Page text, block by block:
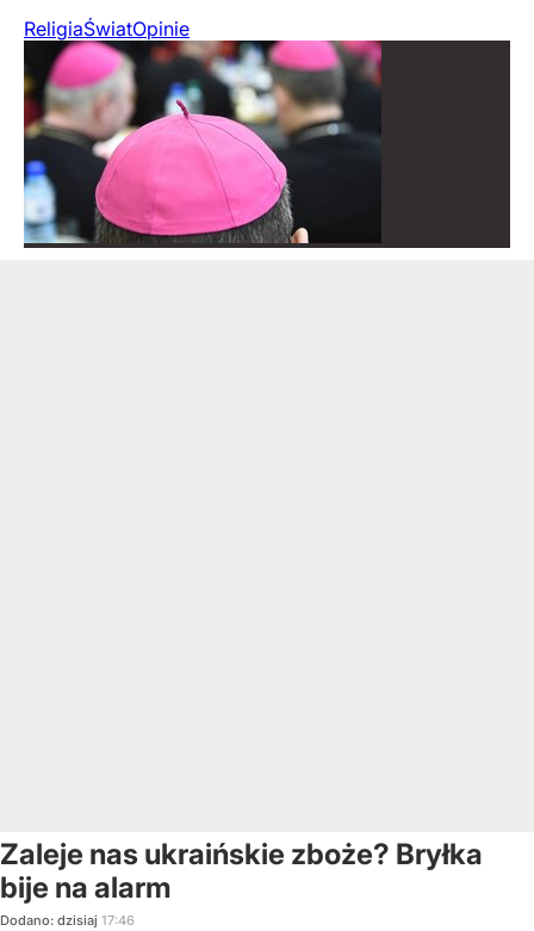
ReligiaŚwiatOpinie
Zaleje nas ukraińskie zboże? Bryłka
bije na alarm
Dodano: dzisiaj 17:46